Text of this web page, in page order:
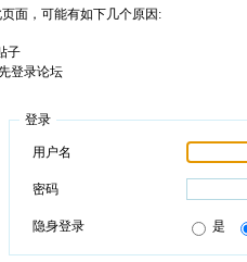
面，可能有如下几个原因:
子
登录论坛
登录
用户名
密码
隐身登录 是